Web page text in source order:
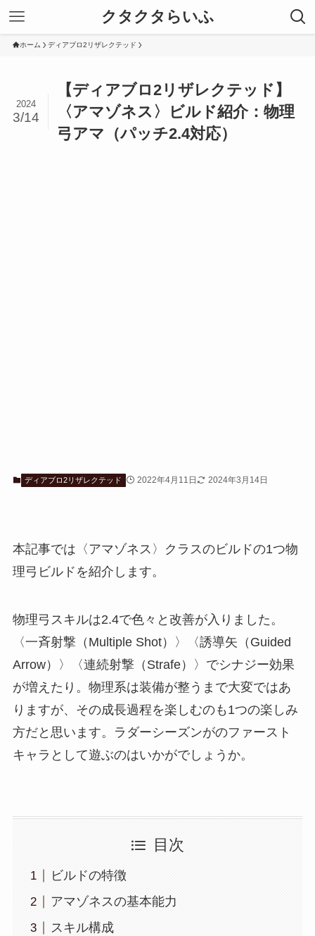
クタクタらいふ
ホーム ディアブロ2リザレクテッド
【ディアブロ2リザレクテッド】
〈アマゾネス〉ビルド紹介：物理
弓アマ（パッチ2.4対応）
2024
3/14
ディアブロ2リザレクテッド 2022年4月11日 2024年3月14日
本記事では〈アマゾネス〉クラスのビルドの1つ物
理弓ビルドを紹介します。
物理弓スキルは2.4で色々と改善が入りました。
〈一斉射撃（Multiple Shot）〉〈誘導矢（Guided
Arrow）〉〈連続射撃（Strafe）〉でシナジー効果
が増えたり。物理系は装備が整うまで大変ではあ
りますが、その成長過程を楽しむのも1つの楽しみ
方だと思います。ラダーシーズンがのファースト
キャラとして遊ぶのはいかがでしょうか。
目次
ビルドの特徴
アマゾネスの基本能力
スキル構成